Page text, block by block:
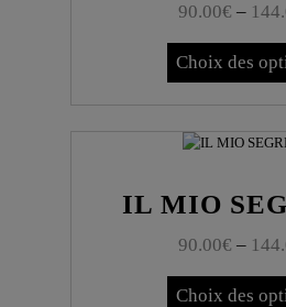
90.00€ –
Choix des
IL MIO
90.00€ –
Choix des